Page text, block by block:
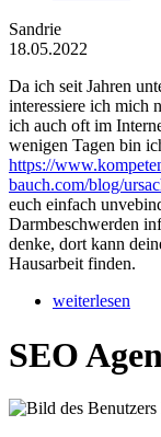
Sandrie
18.05.2022
Da ich seit Jahren
interessiere ich mich
ich auch oft im
wenigen Tagen bin
https://
bauch.com/blog/
euch einfach
Darmbeschwerden
denke, dort kann
Hausarbeit finden.
weiterlesen
SEO